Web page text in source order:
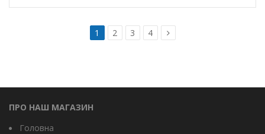
1 2 3 4
ПРО НАШ МАГАЗИН
Головна